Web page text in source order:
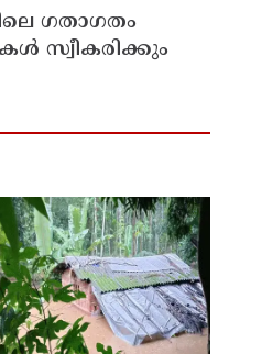
ഗതാഗതം
സ്വീകരിക്കും